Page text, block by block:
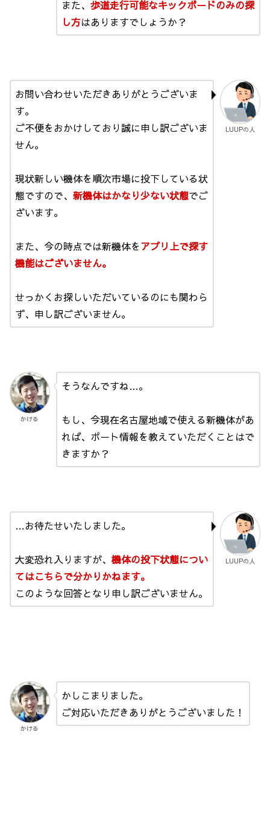
また、 歩道走行可能なキックボードのみの探
し方はありますでしょうか？
LUUPの人
お問い合わせいただきありがとうございま
す。
ご不便をおかけしており誠に申し訳ございま
せん。
現状新しい機体を順次市場に投下している状
態ですので、 新機体はかなり少ない状態でご
ざいます。
また、今の時点では新機体をアプリ上で探す
機能はございません。
せっかくお探しいただいているのにも関わら
ず、申し訳ございません。
かける
そうなんですね…。
もし、今現在名古屋地域で使える新機体があ
れば、ポート情報を教えていただくことはで
きますか？
LUUPの人
…お待たせいたしました。
大変恐れ入りますが、 機体の投下状態につい
てはこちらで分かりかねます。
このような回答となり申し訳ございません。
かける
かしこまりました。
ご対応いただきありがとうございました！